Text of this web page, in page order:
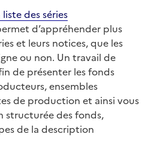
des séries
d’appréhender plus
et leurs notices, que les
ou non. Un travail de
de présenter les fonds
ensembles
de production et ainsi vous
structurée des fonds,
de la description